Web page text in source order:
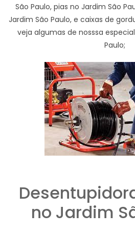
São Paulo, pias no Jardim São
Jardim São Paulo, e caixas de
veja algumas de nosssa
Paulo;
no Jardim